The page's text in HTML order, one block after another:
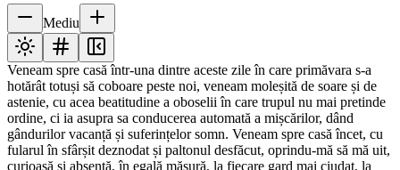
Mediu
Veneam spre casă într-una dintre aceste zile în care primăvara s-a
hotărât totuși să coboare peste noi, veneam moleșită de soare și de
astenie, cu acea beatitudine a oboselii în care trupul nu mai pretinde
ordine, ci ia asupra sa conducerea automată a mișcărilor, dând
gândurilor vacanță și suferințelor somn. Veneam spre casă încet, cu
fularul în sfârșit deznodat și paltonul desfăcut, oprindu-mă să mă uit,
curioasă și absentă, în egală măsură, la fiecare gard mai ciudat, la